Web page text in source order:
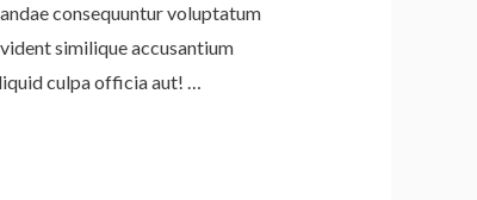
consequuntur voluptatum
similique accusantium
culpa officia aut! …